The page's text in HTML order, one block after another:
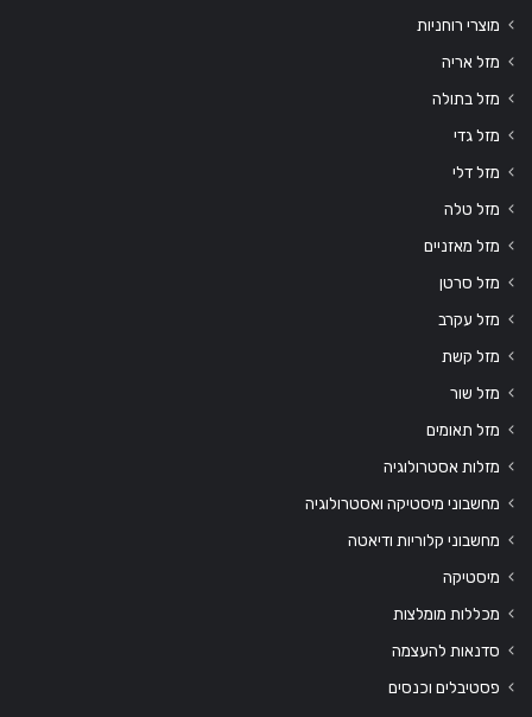
מוצרי רוחניות
מזל אריה
מזל בתולה
מזל גדי
מזל דלי
מזל טלה
מזל מאזניים
מזל סרטן
מזל עקרב
מזל קשת
מזל שור
מזל תאומים
מזלות אסטרולוגיה
מחשבוני מיסטיקה ואסטרולוגיה
מחשבוני קלוריות ודיאטה
מיסטיקה
מכללות מומלצות
סדנאות להעצמה
פסטיבלים וכנסים